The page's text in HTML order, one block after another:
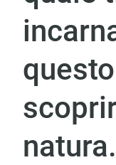
natura.